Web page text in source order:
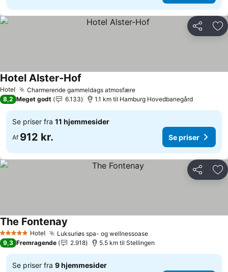
Del
Hotel Charmerende gammeldags atmosfæreSe priser
Hotel Alster-Hof
8,2 Meget godt 6.133 1.1 km til Hamburg Hovedbanegård
Se priser fra 11 hjemmesider
Af 912 kr. Se priser
Del
5 Stjerner Hotel Luksuriøs spa- og wellnessoaseSe priser
The Fontenay
9,3 Fremragende 2.918 5.5 km til Stellingen
Se priser fra 9 hjemmesider